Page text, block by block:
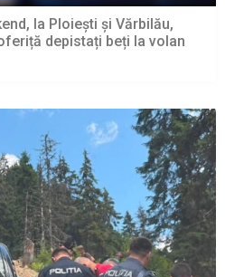
la Ploiești și Vărbilău,
depistați beți la volan